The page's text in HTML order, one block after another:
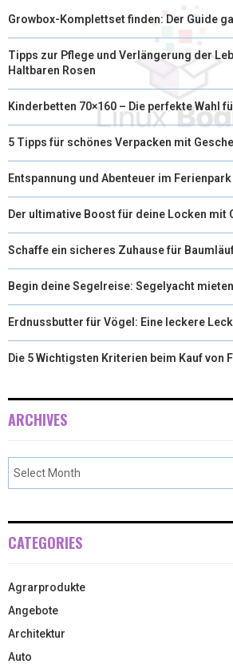
Growbox-Komplettset finden: Der Guide
Tipps zur Pflege und Verlängerung der
Haltbaren Rosen
Kinderbetten 70×160 – Die perfekte Wahl
5 Tipps für schönes Verpacken mit
Entspannung und Abenteuer im
Der ultimative Boost für deine Locken mit
Schaffe ein sicheres Zuhause für
Begin deine Segelreise: Segelyacht
Erdnussbutter für Vögel: Eine leckere
Die 5 Wichtigsten Kriterien beim Kauf von
ARCHIVES
CATEGORIES
Agrarprodukte
Angebote
Architektur
Auto